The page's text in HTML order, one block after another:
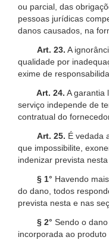
ou parcial, das
pessoas jurídicas
danos causados, na
Art. 23. A
qualidade por
exime de
Art. 24. A garantia
serviço independe de
contratual do
Art. 25. É vedada
que impossibilite,
indenizar prevista
§ 1° Havendo
do dano, todos
prevista nesta e nas
§ 2° Sendo o
incorporada ao